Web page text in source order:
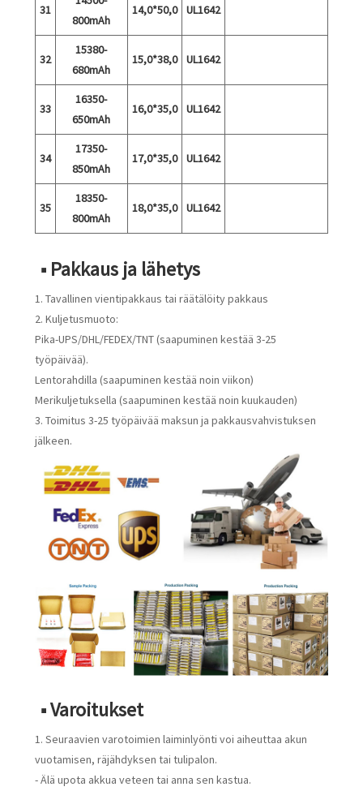
31
800mAh
14,0*50,0 UL1642
32
15380-
680mAh
15,0*38,0 UL1642
33
16350-
650mAh
16,0*35,0 UL1642
34
17350-
850mAh
17,0*35,0 UL1642
35
18350-
800mAh
18,0*35,0 UL1642
■ Pakkaus ja lähetys
1. Tavallinen vientipakkaus tai räätälöity pakkaus
2. Kuljetusmuoto:
Pika-UPS/DHL/FEDEX/TNT (saapuminen kestää 3-25
työpäivää).
Lentorahdilla (saapuminen kestää noin viikon)
Merikuljetuksella (saapuminen kestää noin kuukauden)
3. Toimitus 3-25 työpäivää maksun ja pakkausvahvistuksen
jälkeen.
■ Varoitukset
1. Seuraavien varotoimien laiminlyönti voi aiheuttaa akun
vuotamisen, räjähdyksen tai tulipalon.
- Älä upota akkua veteen tai anna sen kastua.